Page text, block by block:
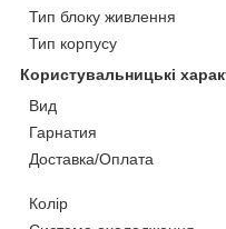
Тип блоку живлення
Тип корпусу
Користувальницькі
Вид
Гарнатия
Доставка/Оплата
Колір